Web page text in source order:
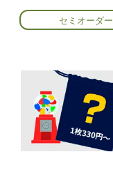
セミオーダー